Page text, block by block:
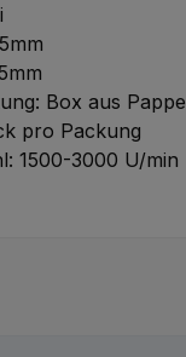
Box aus Pappe
pro Packung
1500-3000 U/min